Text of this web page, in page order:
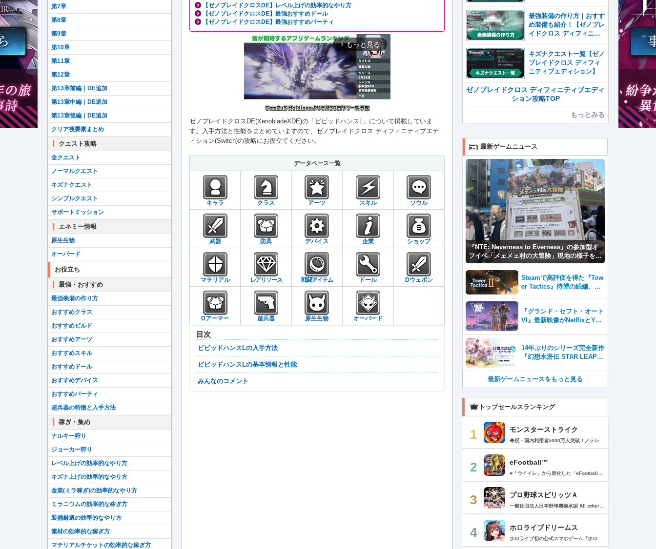
【ゼノブレイドクロスDE】レベル上げの効率的なやり方
【ゼノブレイドクロスDE】最強おすすめドール
【ゼノブレイドクロスDE】最強おすすめパーティ
arrow_forward_ios もっと見る
ゼノブレイドクロスDE(XenobladeXDE)の「ビビッドハンスL」について掲載していま
す。入手方法と性能をまとめていますので、ゼノブレイドクロス ディフィニティブエデ
ィション(Switch)の攻略にお役立てください。
データベース一覧
キャラ クラス アーツ スキル ソウル
武器 防具 デバイス 企業 ショップ
マテリアル レアリソース 戦闘アイテム ドール Dウェポン
Dアーマー 超兵器 原生生物 オーバード
目次
ビビッドハンスLの入手方法
ビビッドハンスLの基本情報と性能
みんなのコメント
第7章
第8章
第9章
第10章
第11章
第12章
第13章前編｜DE追加
第13章中編｜DE追加
第13章後編｜DE追加
クリア後要素まとめ
クエスト攻略
全クエスト
ノーマルクエスト
キズナクエスト
シンプルクエスト
サポートミッション
エネミー情報
原生生物
オーバード
お役立ち
最強・おすすめ
最強装備の作り方
おすすめクラス
おすすめビルド
おすすめアーツ
おすすめスキル
おすすめドール
おすすめデバイス
おすすめパーティ
超兵器の特徴と入手方法
稼ぎ・集め
ナルキー狩り
ジョーカー狩り
レベル上げの効率的なやり方
キズナ上げの効率的なやり方
金策(ミラ稼ぎ)の効率的なやり方
ミラニウムの効率的な稼ぎ方
装備厳選の効率的なやり方
素材の効率的な稼ぎ方
マテリアルチケットの効率的な稼ぎ方
最強装備の作り方｜おすす
め装備も紹介！【ゼノブレ
イドクロス ディフィニテ
ィブエディション】
キズナクエスト一覧【ゼノ
ブレイドクロス ディフィ
ニティブエディション】
ゼノブレイドクロス ディフィニティブエディ
ション攻略TOP
もっとみる
最新ゲームニュース
『NTE: Neverness to Everness』の参加型オ
フイベ「メェメェ村の大冒険」現地の様子をレ
ポ！ミニゲームやコスプレイヤー撮影など盛り
だくさん！
Steamで高評価を得た『Tow
er Tactics』待望の続編、『T
『グランド・セフト・オート
VI』最新映像がNetflixとYou
14年ぶりのシリーズ完全新作
『幻想水滸伝 STAR LEAP』
最新ゲームニュースをもっと見る
トップセールスランキング
1 モンスターストライク
2 eFootball™
3 プロ野球スピリッツＡ
4 ホロライブドリームス